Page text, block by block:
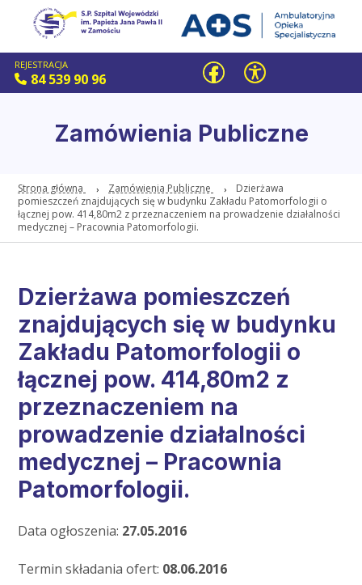
REJESTRACJA
84 539 90 96
Zamówienia Publiczne
Strona główna Zamówienia Publiczne
Dzierżawa
pomieszczeń znajdujących się w budynku Zakładu Patomorfologii o
łącznej pow. 414,80m2 z przeznaczeniem na prowadzenie działalności
medycznej – Pracownia Patomorfologii.
Dzierżawa pomieszczeń
znajdujących się w budynku
Zakładu Patomorfologii o
łącznej pow. 414,80m2 z
przeznaczeniem na
prowadzenie działalności
medycznej – Pracownia
Patomorfologii.
Data ogłoszenia: 27.05.2016
Termin składania ofert: 08.06.2016